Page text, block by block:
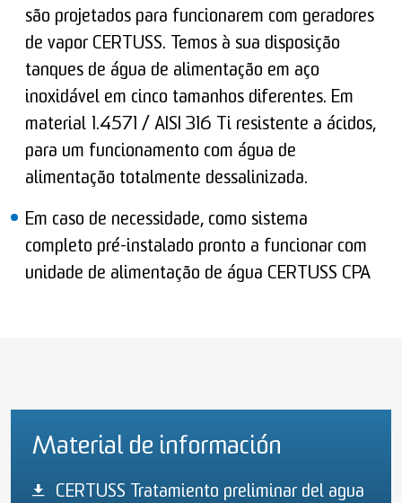
são projetados para funcionarem com geradores
de vapor CERTUSS. Temos à sua disposição
tanques de água de alimentação em aço
inoxidável em cinco tamanhos diferentes. Em
material 1.4571 / AISI 316 Ti resistente a ácidos,
para um funcionamento com água de
alimentação totalmente dessalinizada.
Em caso de necessidade, como sistema
completo pré-instalado pronto a funcionar com
unidade de alimentação de água CERTUSS CPA
Material de información
CERTUSS Tratamiento preliminar del agua